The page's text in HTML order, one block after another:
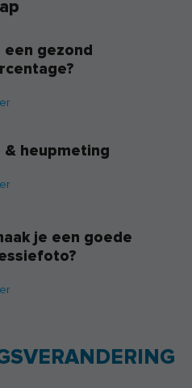
een gezond
& heupmeting
je een goede